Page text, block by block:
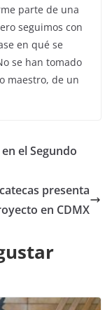
parte de una
seguimos con
en qué se
se han tomado
maestro, de un
el Segundo
presenta
en CDMX